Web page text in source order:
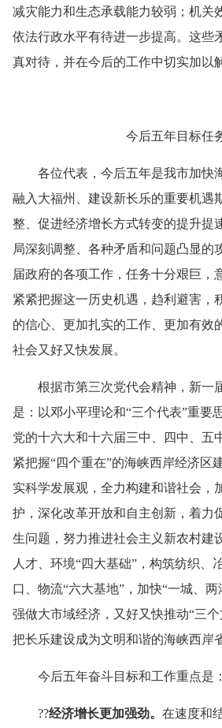
减灾能力和生态承载能力较弱；机关
依法行政水平有待进一步提高。这些
真对待，并在今后的工作中切实加以
今后五年目标任
各位代表，今后五年是我市加快
融入大福州、建设新长乐的重要机遇
整、促进经济增长方式转变的提升提
局深刻调整、各种矛盾和问题凸显的
届政府的各项工作，任务十分艰巨，
紧紧把握这一历史机遇，趋利避害，
的信心、更加扎实的工作、更加有效
社会又好又快发展。
根据市第三次党代会精神，新一
是： 以邓小平理论和“三个代表”重要
党的十六大和十六届三中、四中、五
紧把握“四个重在”的海峡西岸经济区
实科学发展观，全力构建和谐社会，
护，深化改革开放和自主创新，着力
生问题，努力推进社会主义新农村建
人才、环境“四大基础”，构筑纺织、
口、物流“六大基地”，加快“一城、
强做大市域经济，又好又快推动“三
把长乐建设成为文明和谐的海峡西岸
今后五年奋斗目标和工作重点是：
??经济增长更加强劲。 在速度和